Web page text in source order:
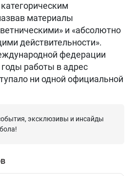
материалы
и «абсолютно
действительности».
федерации
годы работы в адрес
ни одной официальной
эксклюзивы и инсайды